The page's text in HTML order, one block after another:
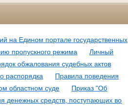
на Едином портале государственных
пропускного режима
Личный
обжалования судебных актов
распорядка
Правила поведения
областном суде
Приказ "Об
денежных средств, поступающих во